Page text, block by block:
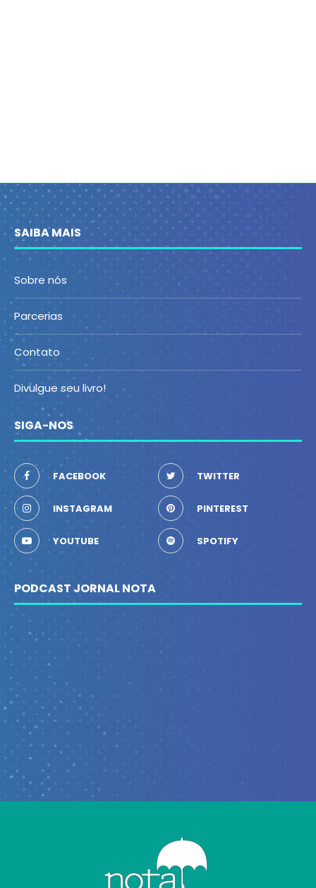
SAIBA MAIS
Sobre nós
Parcerias
Contato
Divulgue seu livro!
SIGA-NOS
FACEBOOK TWITTER
INSTAGRAM PINTEREST
YOUTUBE SPOTIFY
PODCAST JORNAL NOTA